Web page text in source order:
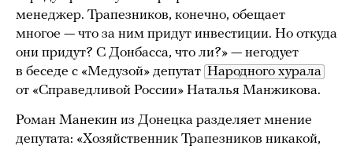
менеджер. Трапезников, конечно, обещает
многое — что за ним придут инвестиции. Но откуда
они придут? С Донбасса, что ли?» — негодует
в беседе с «Медузой» депутат Народного хурала
от «Справедливой России» Наталья Манжикова.
Роман Манекин из Донецка разделяет мнение
депутата: «Хозяйственник Трапезников никакой,